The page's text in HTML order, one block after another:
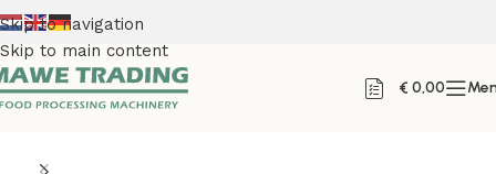
Skip to navigation
Skip to main content
€ 0,00
Home